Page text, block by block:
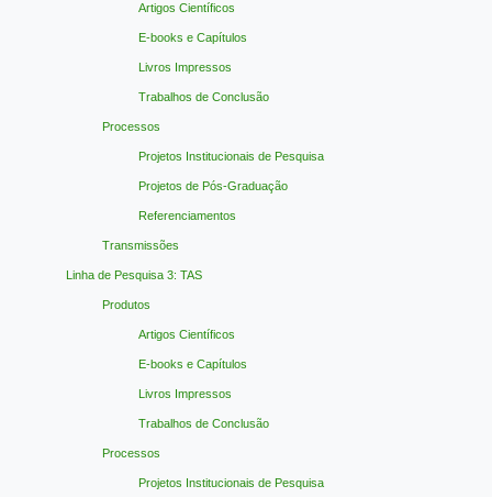
Artigos Científicos
E-books e Capítulos
Livros Impressos
Trabalhos de Conclusão
Processos
Projetos Institucionais de Pesquisa
Projetos de Pós-Graduação
Referenciamentos
Transmissões
Linha de Pesquisa 3: TAS
Produtos
Artigos Científicos
E-books e Capítulos
Livros Impressos
Trabalhos de Conclusão
Processos
Projetos Institucionais de Pesquisa